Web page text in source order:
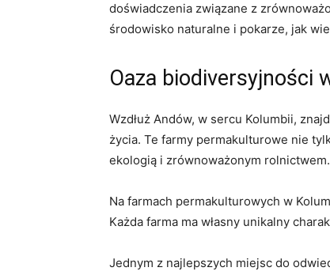
doświadczenia związane z
środowisko naturalne i pokarze, jak
Oaza biodiversyjności
Wzdłuż⁢ Andów, ‍w sercu Kolumbii,
życia. Te​ farmy permakulturowe ​nie
ekologią i zrównoważonym rolnictwem.
Na farmach permakulturowych w
Każda farma ma własny unikalny⁢
Jednym ​z‍ najlepszych miejsc do